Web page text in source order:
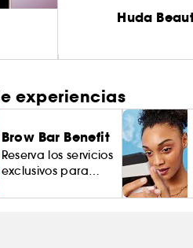
Huda
experiencias
Brow Bar Benefit
Reserva los servicios
exclusivos para